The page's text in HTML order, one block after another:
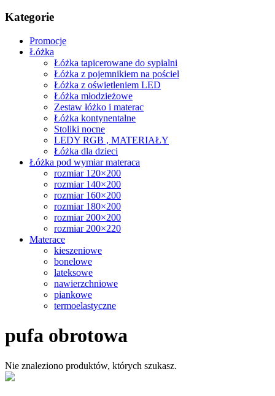
Kategorie
Promocje
Łóżka
Łóżka tapicerowane do sypialni
Łóżka z pojemnikiem na pościel
Łóżka z oświetleniem LED
Łóżka młodzieżowe
Zestaw łóżko i materac
Łóżka kontynentalne
Stoliki nocne
LEDY RGB , MATERIAŁY
Łóżka dla dzieci
Łóżka pod wymiar materaca
rozmiar 120×200
rozmiar 140×200
rozmiar 160×200
rozmiar 180×200
rozmiar 200×200
rozmiar 200×220
Materace
kieszeniowe
bonelowe
lateksowe
nawierzchniowe
piankowe
termoelastyczne
pufa obrotowa
Nie znaleziono produktów, których szukasz.